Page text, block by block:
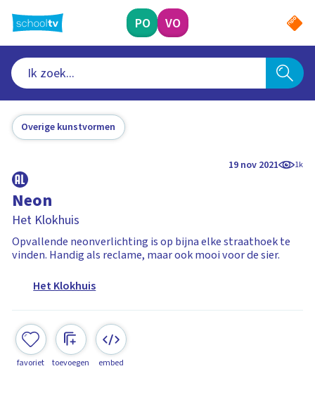
naar
hoofdinhoud
PO VO
Overige kunstvormen
19 nov 2021 1k
Neon
Het Klokhuis
Opvallende neonverlichting is op bijna elke straathoek te
vinden. Handig als reclame, maar ook mooi voor de sier.
Het Klokhuis
favoriet toevoegen embed